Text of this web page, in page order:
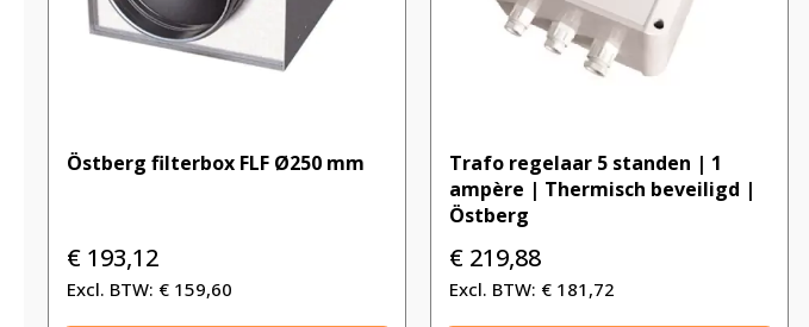
Östberg filterbox FLF Ø250 mm
€ 193,12
€ 159,60
Trafo regelaar 5 standen | 1
ampère | Thermisch beveiligd |
Östberg
€ 219,88
€ 181,72